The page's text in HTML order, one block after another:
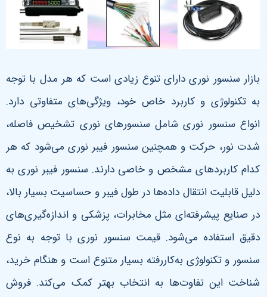
بازار سنسور نوری دارای تنوع زیادی است که هر مدل با توجه
به تکنولوژی و کاربرد خاص خود، ویژگی‌های متفاوتی دارد.
انواع سنسور نوری شامل سنسورهای نوری تشخیص فاصله،
شدت نور، حرکت و همچنین سنسور فیبر نوری می‌شود که هر
کدام کاربردهای مشخص و خاصی دارند. سنسور فیبر نوری به
دلیل قابلیت انتقال داده‌ها در طول فیبر و حساسیت بسیار بالا،
در صنایع پیشرفته‌ای مثل مخابرات، پزشکی و اندازه‌گیری‌های
دقیق استفاده می‌شود. قیمت سنسور نوری با توجه به نوع
سنسور و تکنولوژی به‌کاررفته بسیار متنوع است و هنگام خرید،
شناخت این تفاوت‌ها به انتخاب بهتر کمک می‌کند. فروش